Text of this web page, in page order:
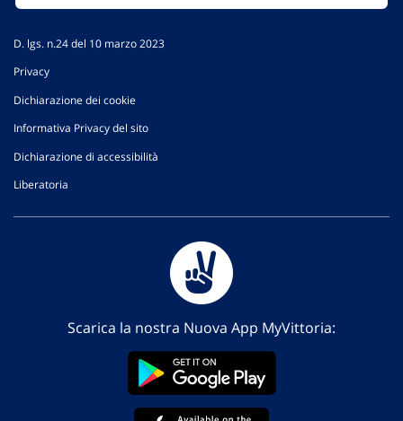
D. lgs. n.24 del 10 marzo 2023
Privacy
Dichiarazione dei cookie
Informativa Privacy del sito
Dichiarazione di accessibilità
Liberatoria
Scarica la nostra Nuova App MyVittoria: